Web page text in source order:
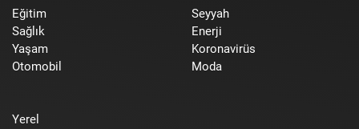
Eğitim
Sağlık
Yaşam
Otomobil
Seyyah
Enerji
Koronavirüs
Moda
Yerel